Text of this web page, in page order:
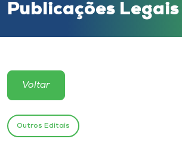
Atendimento ao Estudante
Portal de Ensino
Publicações Legais
Voltar
Outros Editais